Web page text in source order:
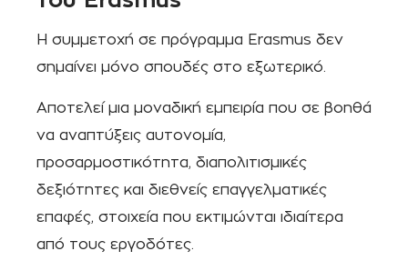
Η συμμετοχή σε πρόγραμμα Erasmus δεν
σημαίνει μόνο σπουδές στο εξωτερικό.
Αποτελεί μια μοναδική εμπειρία που σε βοηθά
να αναπτύξεις αυτονομία,
προσαρμοστικότητα, διαπολιτισμικές
δεξιότητες και διεθνείς επαγγελματικές
επαφές, στοιχεία που εκτιμώνται ιδιαίτερα
από τους εργοδότες.